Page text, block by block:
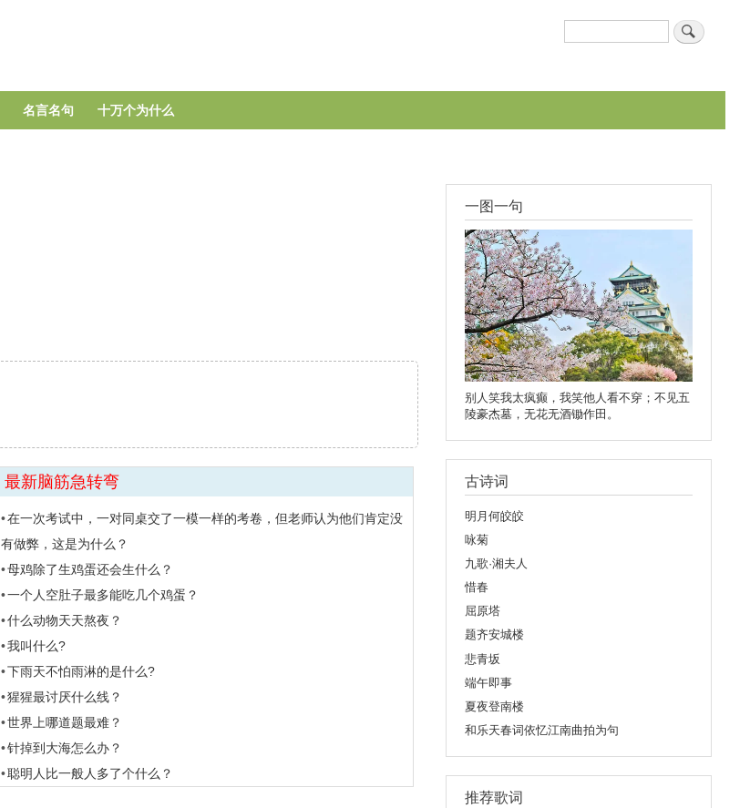
要
内
搜索表单
搜
索
名言名句 十万个为什么
最新脑筋急转弯
在一次考试中，一对同桌交了一模一样的考卷，但老师认为他们肯定没
有做弊，这是为什么？
母鸡除了生鸡蛋还会生什么？
一个人空肚子最多能吃几个鸡蛋？
什么动物天天熬夜？
我叫什么?
下雨天不怕雨淋的是什么?
猩猩最讨厌什么线？
世界上哪道题最难？
针掉到大海怎么办？
聪明人比一般人多了个什么？
一图一句
别人笑我太疯癫，我笑他人看不穿；不见五
陵豪杰墓，无花无酒锄作田。
古诗词
明月何皎皎
咏菊
九歌·湘夫人
惜春
屈原塔
题齐安城楼
悲青坂
端午即事
夏夜登南楼
和乐天春词依忆江南曲拍为句
推荐歌词